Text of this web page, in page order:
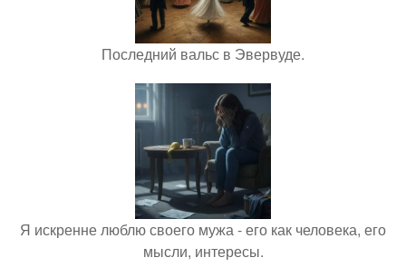
Последний вальс в Эвервуде.
Я искренне люблю своего мужа - его как человека, его
мысли, интересы.